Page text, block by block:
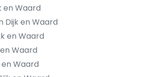
en Waard
Dijk en Waard
en Waard
Waard
Waard